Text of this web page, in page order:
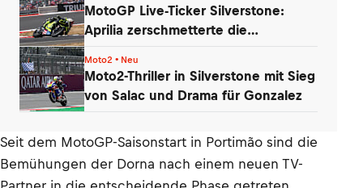
MotoGP Live-Ticker Silverstone:
Aprilia zerschmetterte die
Moto2 • Neu
Moto2-Thriller in Silverstone mit Sieg
von Salac und Drama für Gonzalez
Seit dem MotoGP-Saisonstart in Portimão sind die
Bemühungen der Dorna nach einem neuen TV-